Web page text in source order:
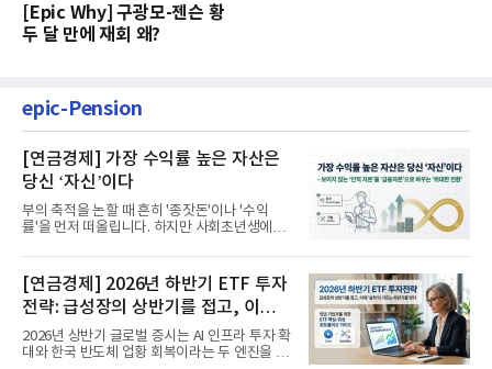
[Epic Why] 구광모-젠슨 황
두 달 만에 재회 왜?
epic-Pension
[연금경제] 가장 수익률 높은 자산은
당신 ‘자신’이다
부의 축적을 논할 때 흔히 '종잣돈'이나 '수익
률'을 먼저 떠올립니다. 하지만 사회초년생에게
[연금경제] 2026년 하반기 ETF 투자
전략: 급성장의 상반기를 접고, 이제
'실적'이 가르는 하반기를 맞다
2026년 상반기 글로벌 증시는 AI 인프라 투자 확
대와 한국 반도체 업황 회복이라는 두 엔진을 달